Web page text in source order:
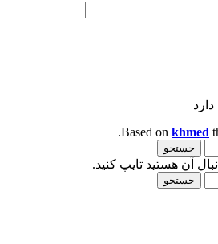
Based on khmed
.
جستجو
آن هستید تایپ کنید.
جستجو